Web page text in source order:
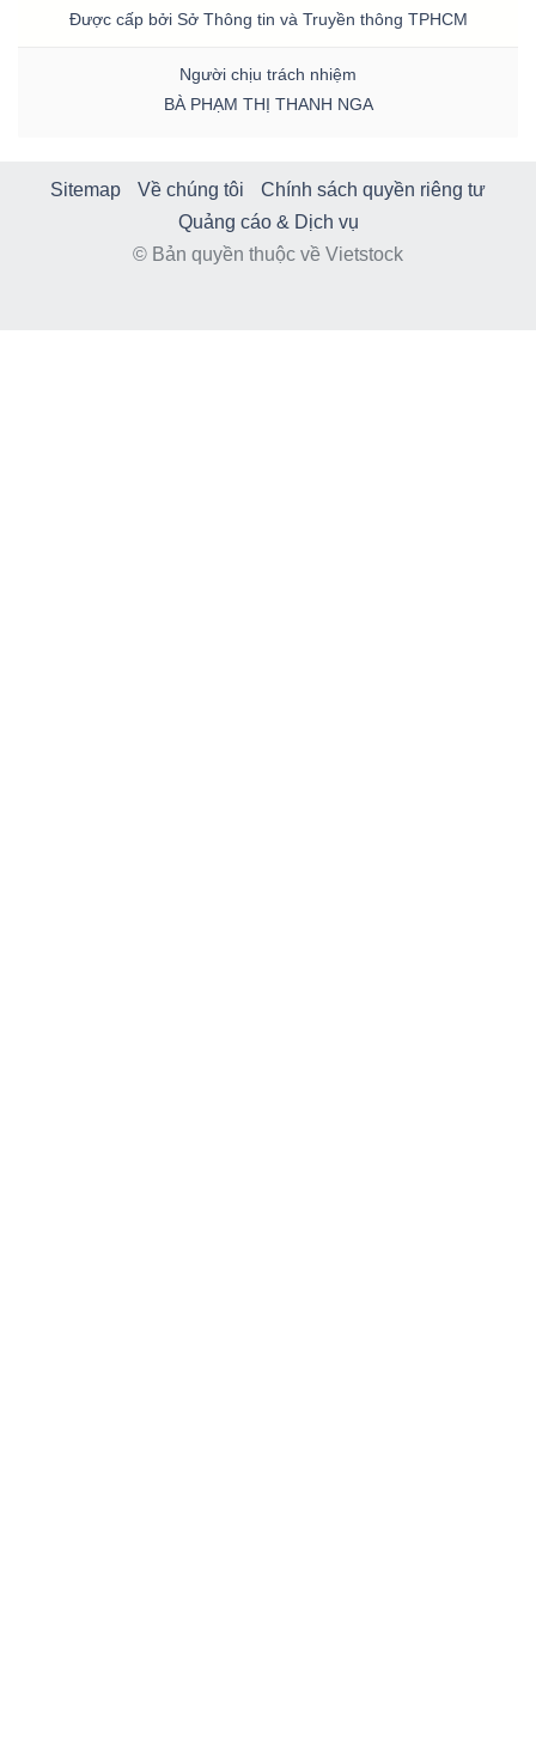
Được cấp bởi Sở Thông tin và Truyền thông TPHCM
Người chịu trách nhiệm
BÀ PHẠM THỊ THANH NGA
Sitemap Về chúng tôi
Chính sách quyền riêng tư
Quảng cáo & Dịch vụ
© Bản quyền thuộc về Vietstock